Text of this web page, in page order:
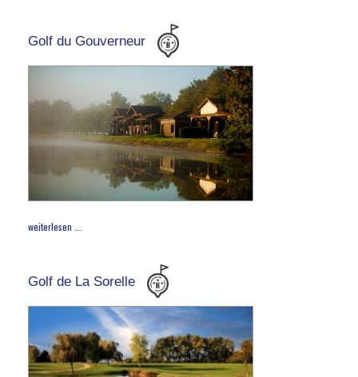
Golf du Gouverneur
weiterlesen ...
Golf de La Sorelle